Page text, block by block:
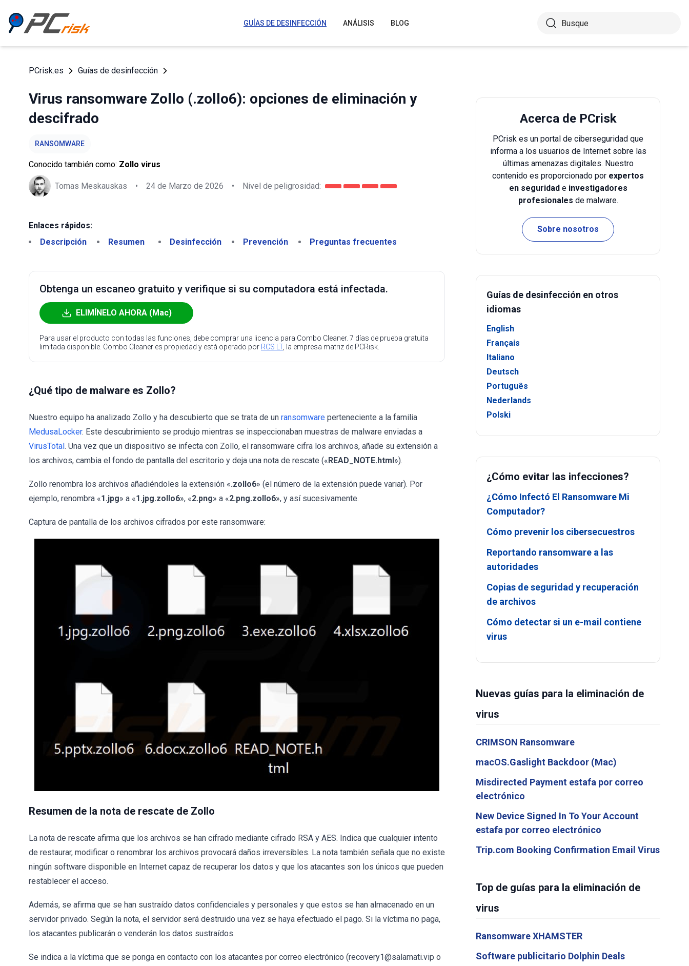
GUÍAS DE DESINFECCIÓN ANÁLISIS BLOG
PCrisk.es Guías de desinfección
Virus ransomware Zollo (.zollo6): opciones de eliminación y
descifrado
RANSOMWARE
Conocido también como: Zollo virus
Tomas Meskauskas • 24 de Marzo de 2026 • Nivel de peligrosidad:
Enlaces rápidos:
Descripción
Resumen Desinfección Prevención Preguntas frecuentes
Obtenga un escaneo gratuito y verifique si su computadora está infectada.
ELIMÍNELO AHORA (Mac)
Para usar el producto con todas las funciones, debe comprar una licencia para Combo Cleaner. 7 días de prueba gratuita
limitada disponible. Combo Cleaner es propiedad y está operado por RCS LT, la empresa matriz de PCRisk.
¿Qué tipo de malware es Zollo?
Nuestro equipo ha analizado Zollo y ha descubierto que se trata de un ransomware perteneciente a la familia
MedusaLocker. Este descubrimiento se produjo mientras se inspeccionaban muestras de malware enviadas a
VirusTotal. Una vez que un dispositivo se infecta con Zollo, el ransomware cifra los archivos, añade su extensión a
los archivos, cambia el fondo de pantalla del escritorio y deja una nota de rescate («READ_NOTE.html»).
Zollo renombra los archivos añadiéndoles la extensión «.zollo6» (el número de la extensión puede variar). Por
ejemplo, renombra «1.jpg» a «1.jpg.zollo6», «2.png» a «2.png.zollo6», y así sucesivamente.
Captura de pantalla de los archivos cifrados por este ransomware:
Resumen de la nota de rescate de Zollo
La nota de rescate afirma que los archivos se han cifrado mediante cifrado RSA y AES. Indica que cualquier intento
de restaurar, modificar o renombrar los archivos provocará daños irreversibles. La nota también señala que no existe
ningún software disponible en Internet capaz de recuperar los datos y que los atacantes son los únicos que pueden
restablecer el acceso.
Además, se afirma que se han sustraído datos confidenciales y personales y que estos se han almacenado en un
servidor privado. Según la nota, el servidor será destruido una vez se haya efectuado el pago. Si la víctima no paga,
los atacantes publicarán o venderán los datos sustraídos.
Se indica a la víctima que se ponga en contacto con los atacantes por correo electrónico (recovery1@salamati.vip o
Acerca de PCrisk
PCrisk es un portal de ciberseguridad que
informa a los usuarios de Internet sobre las
últimas amenazas digitales. Nuestro
contenido es proporcionado por expertos
en seguridade investigadores
profesionales de malware.
Sobre nosotros
Guías de desinfección en otros
idiomas
English
Français
Italiano
Deutsch
Português
Nederlands
Polski
¿Cómo evitar las infecciones?
¿Cómo Infectó El Ransomware Mi
Computador?
Cómo prevenir los cibersecuestros
Reportando ransomware a las
autoridades
Copias de seguridad y recuperación
de archivos
Cómo detectar si un e-mail contiene
virus
Nuevas guías para la eliminación de
virus
CRIMSON Ransomware
macOS.Gaslight Backdoor (Mac)
Misdirected Payment estafa por correo
electrónico
New Device Signed In To Your Account
estafa por correo electrónico
Trip.com Booking Confirmation Email Virus
Top de guías para la eliminación de
virus
Ransomware XHAMSTER
Software publicitario Dolphin Deals